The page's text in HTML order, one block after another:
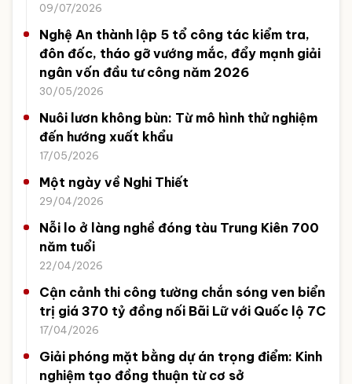
09/07/2026
Nghệ An thành lập 5 tổ công tác kiểm tra,
đôn đốc, tháo gỡ vướng mắc, đẩy mạnh giải
ngân vốn đầu tư công năm 2026
30/05/2026
Nuôi lươn không bùn: Từ mô hình thử nghiệm
đến hướng xuất khẩu
17/05/2026
Một ngày về Nghi Thiết
29/04/2026
Nỗi lo ở làng nghề đóng tàu Trung Kiên 700
năm tuổi
22/04/2026
Cận cảnh thi công tường chắn sóng ven biển
trị giá 370 tỷ đồng nối Bãi Lữ với Quốc lộ 7C
17/04/2026
Giải phóng mặt bằng dự án trọng điểm: Kinh
nghiệm tạo đồng thuận từ cơ sở